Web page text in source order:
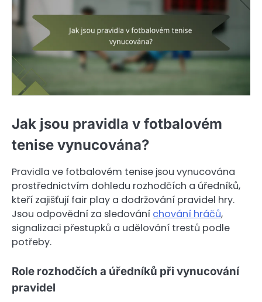
Jak jsou pravidla v fotbalovém
tenise vynucována?
Pravidla ve fotbalovém tenise jsou vynucována
prostřednictvím dohledu rozhodčích a úředníků,
kteří zajišťují fair play a dodržování pravidel hry.
Jsou odpovědní za sledování chování hráčů,
signalizaci přestupků a udělování trestů podle
potřeby.
Role rozhodčích a úředníků při vynucování
pravidel